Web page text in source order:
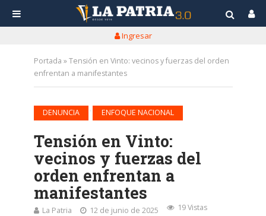
Ingresar
Portada »Tensión en Vinto: vecinos y fuerzas del orden
enfrentan a manifestantes
DENUNCIA ENFOQUE NACIONAL
Tensión en Vinto:
vecinos y fuerzas del
orden enfrentan a
manifestantes
La Patria 12 de junio de 2025 19 Vistas